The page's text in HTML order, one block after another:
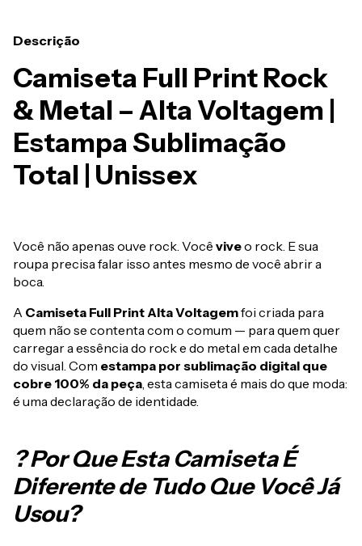
Descrição
Camiseta Full Print Rock
& Metal – Alta Voltagem |
Estampa Sublimação
Total | Unissex
Você não apenas ouve rock. Você viveo rock. E sua
roupa precisa falar isso antes mesmo de você abrir a
boca.
A Camiseta Full Print Alta Voltagemfoi criada para
quem não se contenta com o comum — para quem quer
carregar a essência do rock e do metal em cada detalhe
do visual. Com estampa por sublimação digital que
cobre 100% da peça, esta camiseta é mais do que moda:
é uma declaração de identidade.
? Por Que Esta Camiseta É
Diferente de Tudo Que Você Já
Usou?